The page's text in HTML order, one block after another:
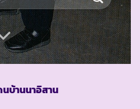
นบ้านนาอิสาน